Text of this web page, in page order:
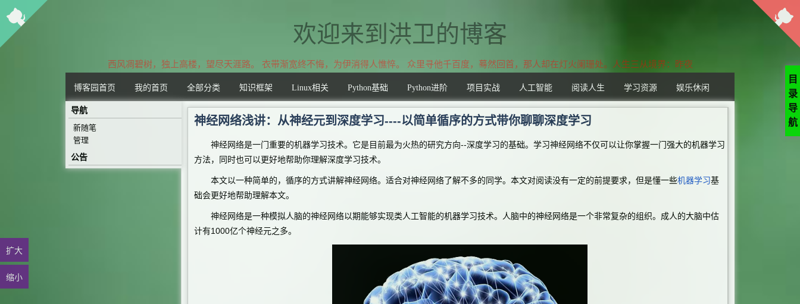
欢迎来到洪卫的博客
风凋碧树，独上高楼，望尽天涯路。 衣带渐宽终不悔，为伊消得人憔悴。 众里寻他千百度，蓦然回首，那人却在灯火阑珊处。人生三从境界：昨夜西
博客园首页 我的首页 全部分类 知识框架 Linux相关 Python基础 Python进阶 项目实战 人工智能 阅读人生 学习资源 娱乐休闲
扩大
缩小
神经网络浅讲：从神经元到深度学习----以简单循序的方式带你聊聊深度学习
神经网络是一门重要的机器学习技术。它是目前最为火热的研究方向--深度学习的基础。学习神经网络不仅可以让你掌握一门强大的机器学习
方法，同时也可以更好地帮助你理解深度学习技术。
本文以一种简单的，循序的方式讲解神经网络。适合对神经网络了解不多的同学。本文对阅读没有一定的前提要求，但是懂一些机器学习基
础会更好地帮助理解本文。
神经网络是一种模拟人脑的神经网络以期能够实现类人工智能的机器学习技术。人脑中的神经网络是一个非常复杂的组织。成人的大脑中估
计有1000亿个神经元之多。
导航
新随笔
管理
公告
目
录
导
航